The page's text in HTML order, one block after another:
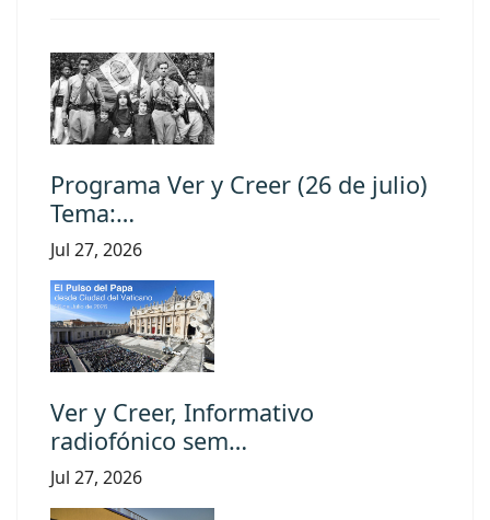
Programa Ver y Creer (26 de julio)
Tema:…
Jul 27, 2026
Ver y Creer, Informativo
radiofónico sem…
Jul 27, 2026